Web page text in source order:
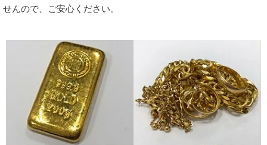
せんので、ご安心ください。